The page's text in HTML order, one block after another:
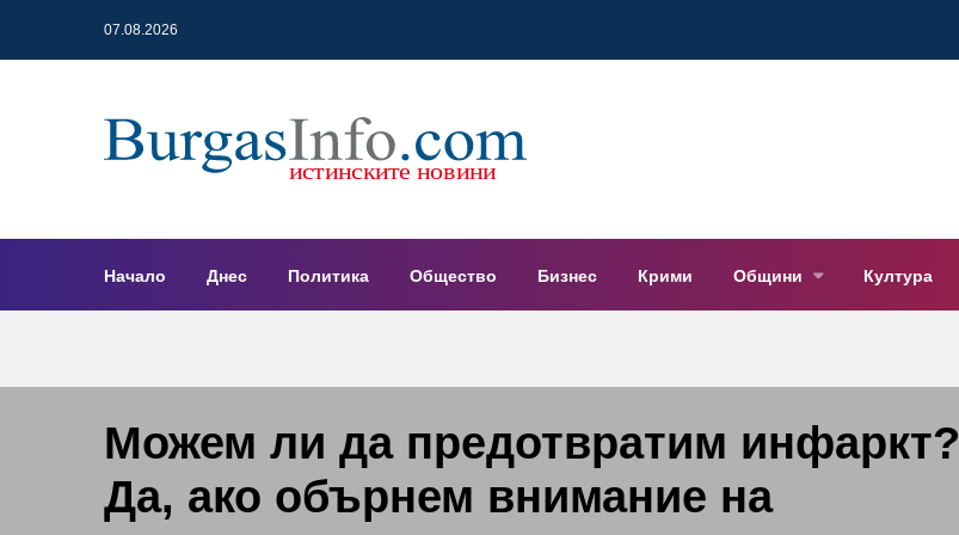
07.08.2026
Начало Днес Политика Общество Бизнес Крими Общини Култура
Можем ли да предотвратим инфаркт?
Да, ако обърнем внимание на